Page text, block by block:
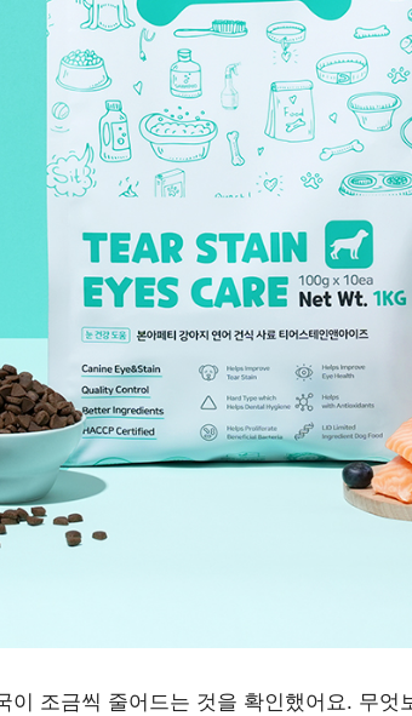
이 조금씩 줄어드는 것을 확인했어요. 무